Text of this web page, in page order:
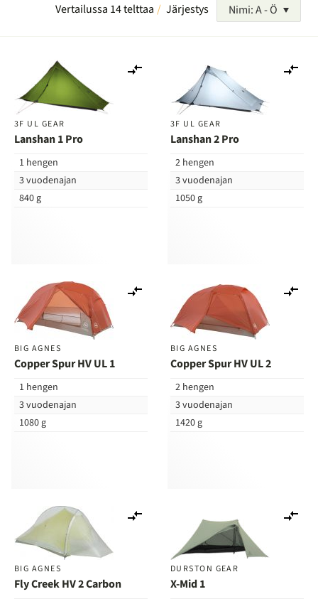
Vertailussa 14 telttaa Järjestys Nimi: A - Ö
3F UL GEAR
Lanshan 1 Pro
1 hengen
3 vuodenajan
840 g
3F UL GEAR
Lanshan 2 Pro
2 hengen
3 vuodenajan
1050 g
BIG AGNES
Copper Spur HV UL 1
1 hengen
3 vuodenajan
1080 g
vertailuun
BIG AGNES
Copper Spur HV UL 2
2 hengen
3 vuodenajan
1420 g
BIG AGNES
Fly Creek HV 2 Carbon
DURSTON GEAR
X-Mid 1